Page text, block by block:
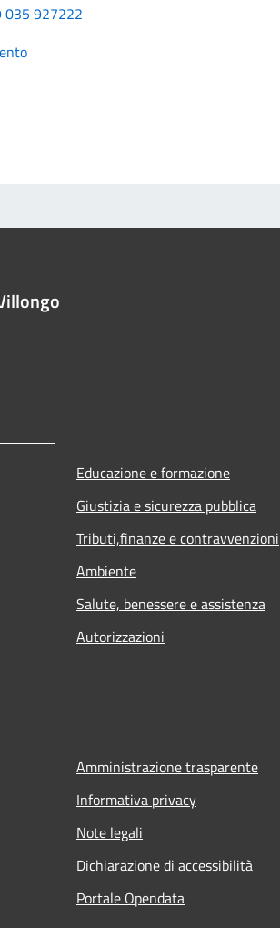
035 927222
Educazione e formazione
Giustizia e sicurezza pubblica
Tributi,finanze e contravvenzioni
Ambiente
Salute, benessere e assistenza
Autorizzazioni
Amministrazione trasparente
Informativa privacy
Note legali
Dichiarazione di accessibilità
Portale Opendata